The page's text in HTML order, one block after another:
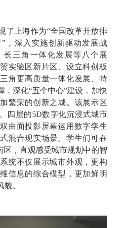
了上海作为“全国改革开放排
，深入实施创新驱动发展战
长三角一体化发展等八个展
实验区新片区、设立科创板
角更高质量一体化发展、持
，深化“五个中心”建设，加快
繁荣的创新之城。该展示区
四层的5D数字化沉浸式城市
曲面投影屏幕运用数字孪生
混合现实场景。学生们可在
区，直观感受城市规划中的智
统不仅展示城市外观，更构
信息的综合模型，更加鲜明
。